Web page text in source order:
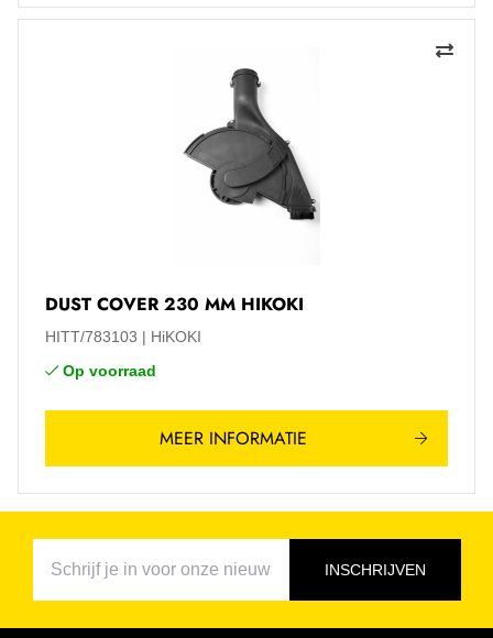
DUST COVER 230 MM HIKOKI
HITT/783103
HiKOKI
Op voorraad
MEER INFORMATIE
INSCHRIJVEN